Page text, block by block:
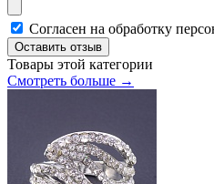
Согласен на обработку
Оставить отзыв
Товары этой категории
Смотреть больше →